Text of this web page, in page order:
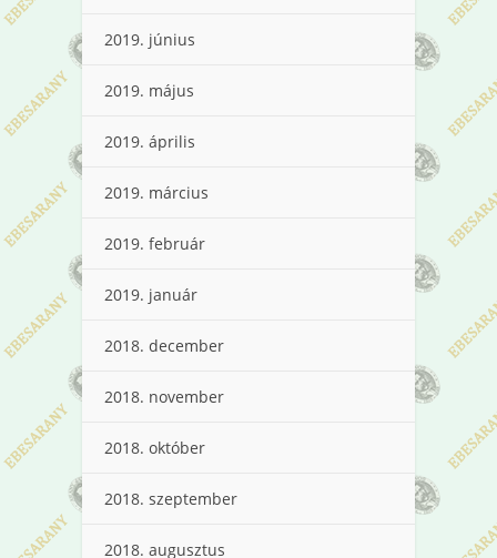
2019. június
2019. május
2019. április
2019. március
2019. február
2019. január
2018. december
2018. november
2018. október
2018. szeptember
2018. augusztus